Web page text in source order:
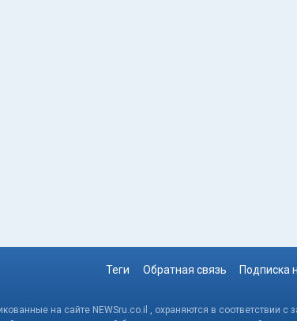
Теги Обратная связь Подписка
на сайте NEWSru.co.il , охраняются в соответствии